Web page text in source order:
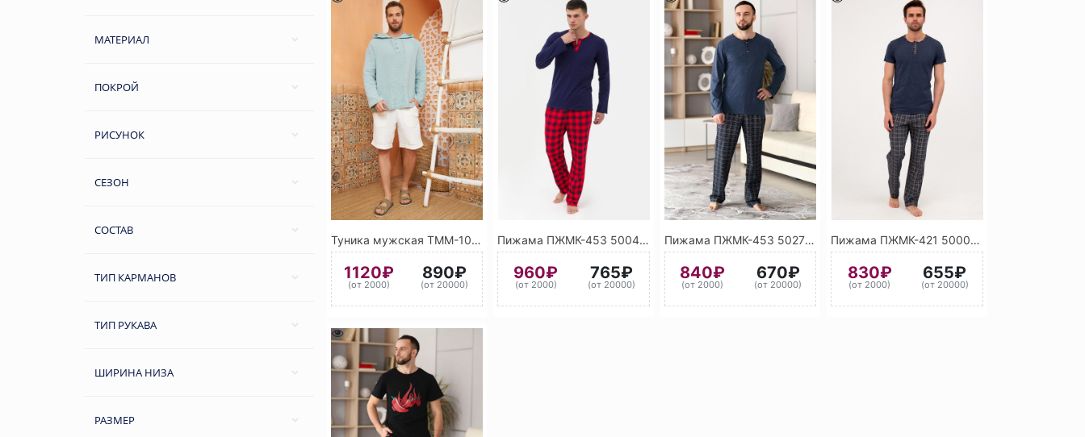
МАТЕРИАЛ
ПОКРОЙ
РИСУНОК
СЕЗОН
СОСТАВ
ТИП КАРМАНОВ
ТИП РУКАВА
ШИРИНА НИЗА
РАЗМЕР
Туника мужская ТММ-10 5032 (Мятный)
1120₽
(от 2000)
890₽
(от 20000)
Пижама ПЖМК-453 5004 (Чёрно-синий) 3028 (Красный)
960₽
(от 2000)
765₽
(от 20000)
Пижама ПЖМК-453 5027 (Тёмно-синий) 5022 (Ночной синий)
840₽
(от 2000)
670₽
(от 20000)
Пижама ПЖМК-421 5000 (Фиолетово-синий) 7040 (Серое окно)
830₽
(от 2000)
655₽
(от 20000)